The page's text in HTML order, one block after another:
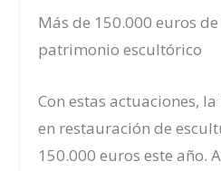
Más de 150.000 euros
patrimonio escultórico
Con estas actuaciones,
en restauración de
150.000 euros este año.